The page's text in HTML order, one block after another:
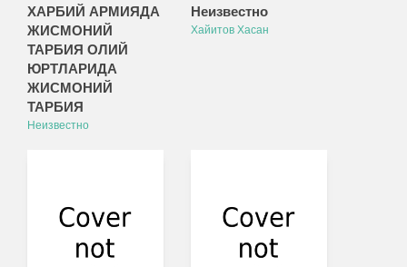
ХАРБИЙ АРМИЯДА
ЖИСМОНИЙ
ТАРБИЯ ОЛИЙ
ЮРТЛАРИДА
ЖИСМОНИЙ
ТАРБИЯ
Неизвестно
Неизвестно
Хайитов Хасан